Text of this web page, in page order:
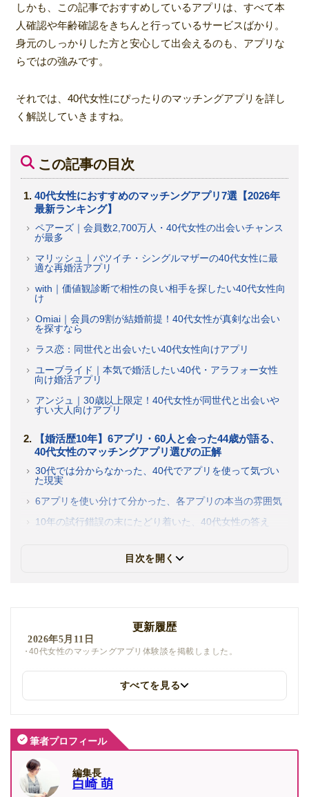
しかも、この記事でおすすめしているアプリは、すべて本
人確認や年齢確認をきちんと行っているサービスばかり。
身元のしっかりした方と安心して出会えるのも、アプリな
らではの強みです。
それでは、40代女性にぴったりのマッチングアプリを詳し
く解説していきますね。
この記事の目次
40代女性におすすめのマッチングアプリ7選【2026年
最新ランキング】
ペアーズ｜会員数2,700万人・40代女性の出会いチャンス
が最多
マリッシュ｜バツイチ・シングルマザーの40代女性に最
適な再婚活アプリ
with｜価値観診断で相性の良い相手を探したい40代女性向
け
Omiai｜会員の9割が結婚前提！40代女性が真剣な出会い
を探すなら
ラス恋：同世代と出会いたい40代女性向けアプリ
ユーブライド｜本気で婚活したい40代・アラフォー女性
向け婚活アプリ
アンジュ｜30歳以上限定！40代女性が同世代と出会いや
すい大人向けアプリ
【婚活歴10年】6アプリ・60人と会った44歳が語る、
40代女性のマッチングアプリ選びの正解
30代では分からなかった、40代でアプリを使って気づい
た現実
6アプリを使い分けて分かった、各アプリの本当の雰囲気
10年の試行錯誤の末にたどり着いた、40代女性の答え
目次を開く
更新履歴
2026年5月11日
40代女性のマッチングアプリ体験談を掲載しました。
ラス恋を追加しました。
FAQ（40代女性のマッチングアプリに関する質問）を追加しまし
2025年12月4日
すべてを見る
筆者プロフィール
編集長
白崎 萌